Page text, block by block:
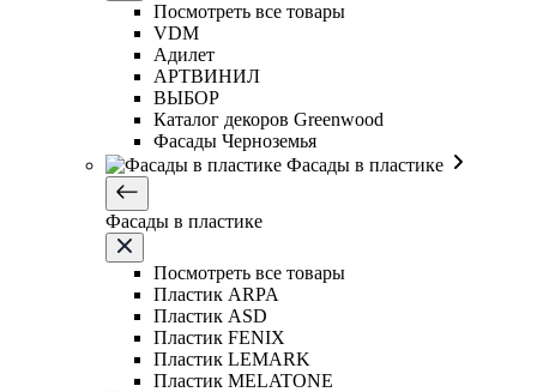
Посмотреть все товары
VDM
Адилет
АРТВИНИЛ
ВЫБОР
Каталог декоров Greenwood
Фасады Черноземья
Фасады в пластике
Фасады в пластике
Посмотреть все товары
Пластик ARPA
Пластик ASD
Пластик FENIX
Пластик LEMARK
Пластик MELATONE